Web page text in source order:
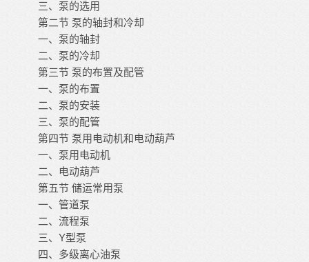
三、泵的选用
第二节 泵的轴封和冷却
一、泵的轴封
二、泵的冷却
第三节 泵的布置及配管
一、泵的布置
二、泵的安装
三、泵的配管
第四节 泵用电动机和电动葫芦
一、泵用电动机
二、电动葫芦
第五节 储运常用泵
一、管道泵
二、流程泵
三、 Y型泵
四、多级离心油泵